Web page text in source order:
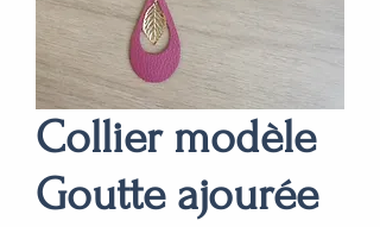
Collier modèle
Goutte ajourée